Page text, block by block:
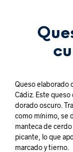
Queso elaborado
Cádiz. Este
dorado oscuro.
como mínimo, se
manteca de
picante, lo que
marcado y tierno.